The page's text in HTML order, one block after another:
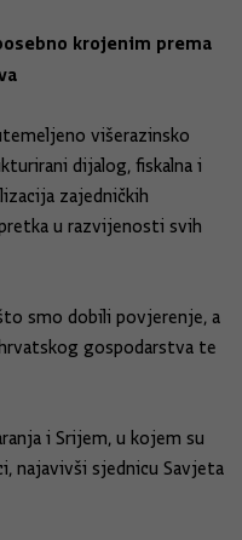
krojenim prema
višerazinsko
dijalog, fiskalna i
zajedničkih
u razvijenosti svih
smo dobili povjerenje, a
gospodarstva te
i Srijem, u kojem su
najavivši sjednicu Savjeta